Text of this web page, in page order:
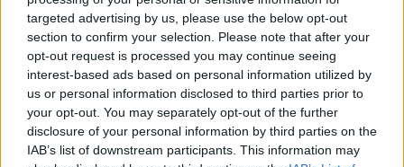
targeted advertising by us, please use the below opt-out
section to confirm your selection. Please note that after your
opt-out request is processed you may continue seeing
interest-based ads based on personal information utilized by
us or personal information disclosed to third parties prior to
your opt-out. You may separately opt-out of the further
disclosure of your personal information by third parties on the
IAB’s list of downstream participants. This information may
och, vielleicht kommt das ja noch - ich meine, wenn man jetzt
schon die Grafik vom Superfutter verändert,
warum dann nicht auch eine neue Funktion einführen - evtl.
eine, die keiner braucht?!
So einen Schein-Funktion wäre doch mal nett.
Oki, jemessa, jetzt habe ich Dich verstanden. Danke!